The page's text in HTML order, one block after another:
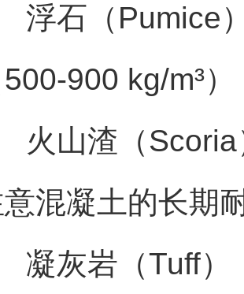
石（Pumice）
500-900 kg/m³
山渣（Scoria
混凝土的长期
灰岩（Tuff）